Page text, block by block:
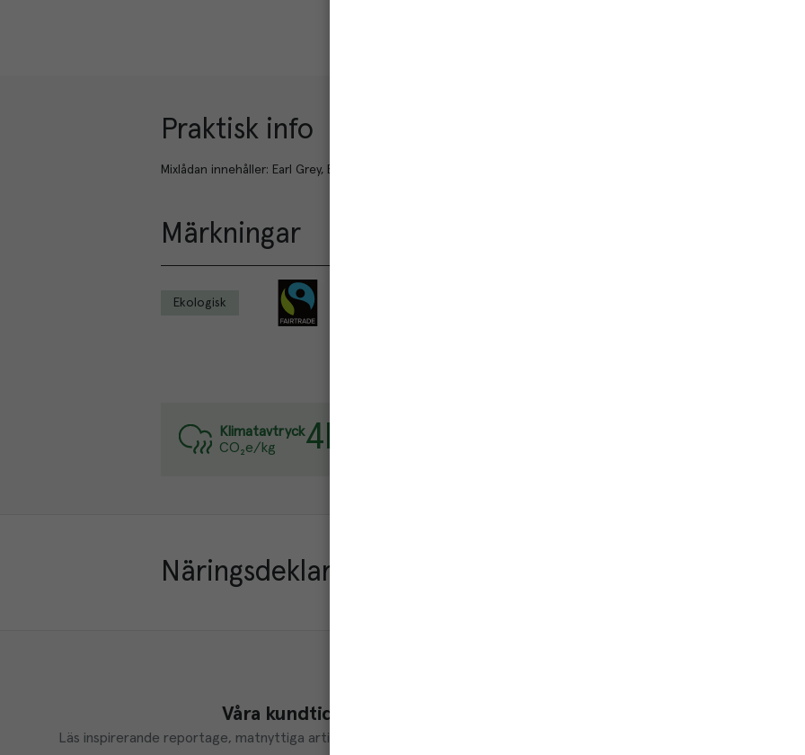
Praktisk info
Mixlådan innehåller: Earl Grey, English Breakfast, Lakrits, Skogsbär, Grönt te Citron, svart vinbär
Märkningar
Ekologisk
Klimatavtryck
CO₂e/kg
4
Näringsdeklaration
Våra kundtidningar
Läs inspirerande reportage, matnyttiga artiklar och ta del av aktuella kampanjer. Du som är Menigo-